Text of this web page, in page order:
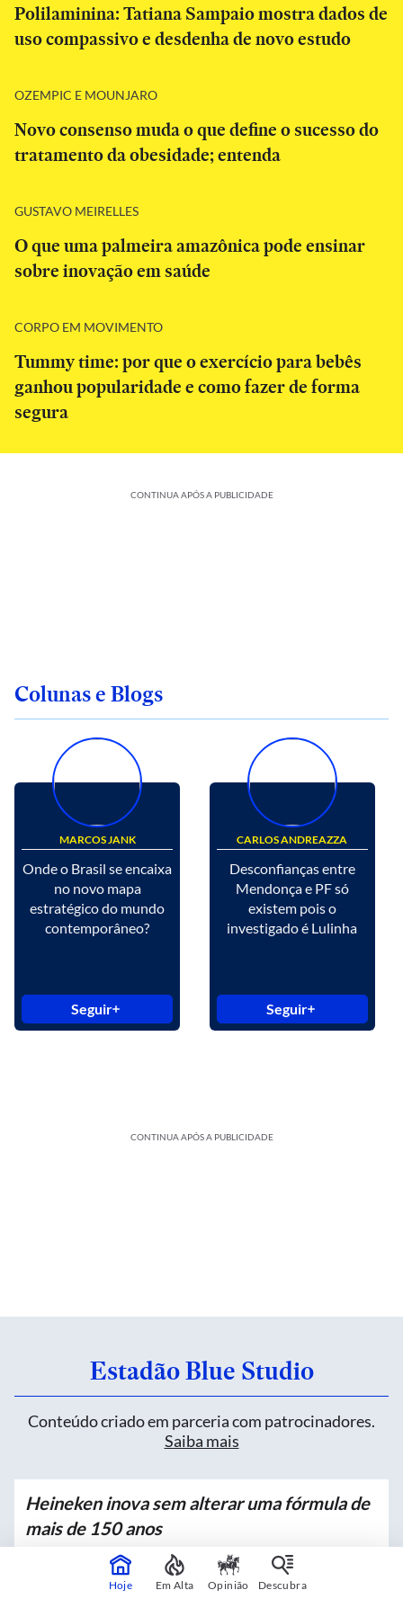
Polilaminina: Tatiana Sampaio mostra dados de
uso compassivo e desdenha de novo estudo
OZEMPIC E MOUNJARO
Novo consenso muda o que define o sucesso do
tratamento da obesidade; entenda
GUSTAVO MEIRELLES
O que uma palmeira amazônica pode ensinar
sobre inovação em saúde
CORPO EM MOVIMENTO
Tummy time: por que o exercício para bebês
ganhou popularidade e como fazer de forma
segura
CONTINUA APÓS A PUBLICIDADE
Colunas e Blogs
MARCOS JANK
Onde o Brasil se encaixa
no novo mapa
estratégico do mundo
contemporâneo?
Seguir
CARLOS ANDREAZZA
Desconfianças entre
Mendonça e PF só
existem pois o
investigado é Lulinha
Seguir
CONTINUA APÓS A PUBLICIDADE
Estadão Blue Studio
Conteúdo criado em parceria com patrocinadores.
Saiba mais
Heineken inova sem alterar uma fórmula de
mais de 150 anos
Patrocinado por
Hoje Em Alta Opinião Descubra